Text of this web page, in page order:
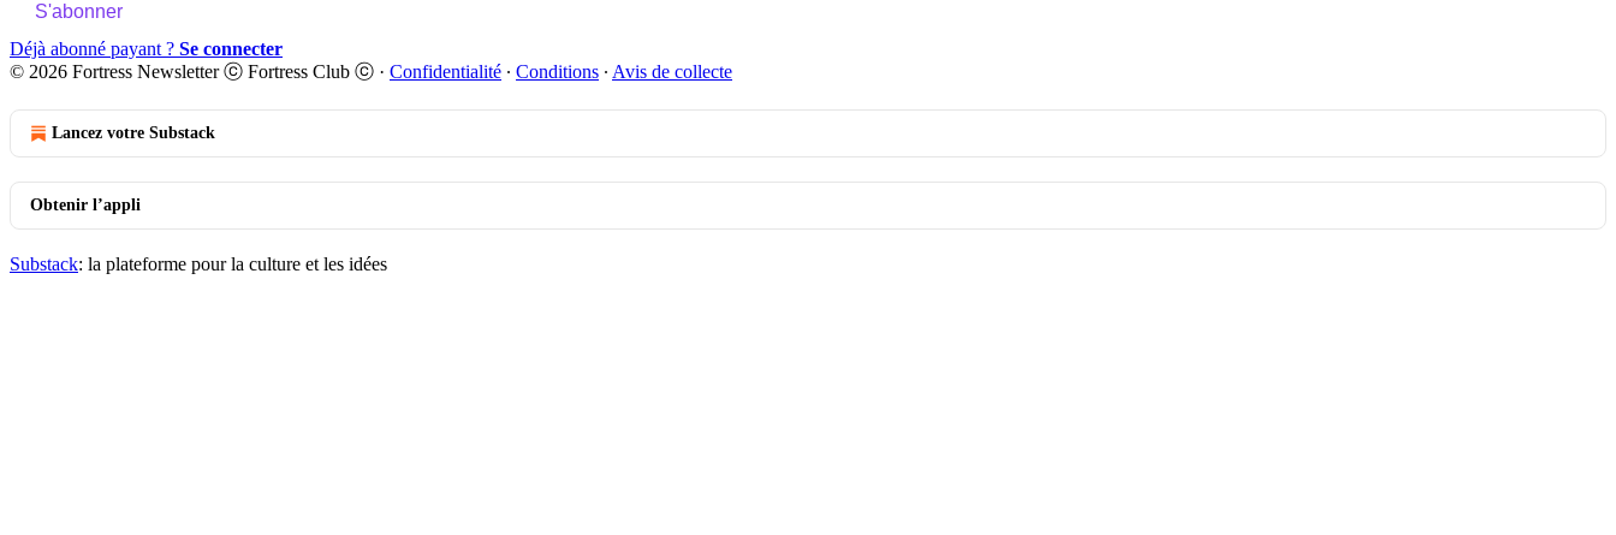
S'abonner
Déjà abonné payant ? Se connecter
© 2026 Fortress Newsletter ⓒ Fortress Club ⓒ · Confidentialité ∙ Conditions ∙ Avis de collecte
Lancez votre Substack
Obtenir l’appli
Substack: la plateforme pour la culture et les idées